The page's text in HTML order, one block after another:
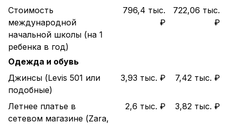
Стоимость
международной
начальной школы (на 1
ребенка в год)
796,4 тыс.
₽
722,06 тыс.
₽
Одежда и обувь
Джинсы (Levis 501 или
подобные)
3,93 тыс. ₽ 7,42 тыс. ₽
Летнее платье в
сетевом магазине (Zara,
2,6 тыс. ₽ 3,82 тыс. ₽